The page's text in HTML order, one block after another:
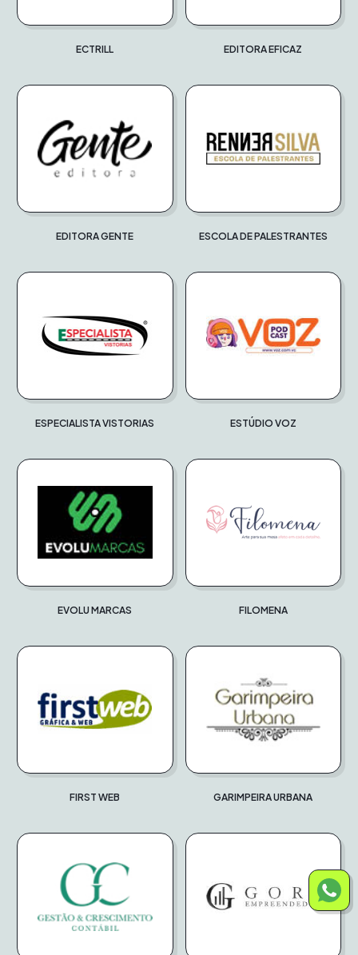
ECTRILL EDITORA EFICAZ
EDITORA GENTE ESCOLA DE PALESTRANTES
ESPECIALISTA VISTORIAS ESTÚDIO VOZ
EVOLU MARCAS FILOMENA
FIRST WEB GARIMPEIRA URBANA